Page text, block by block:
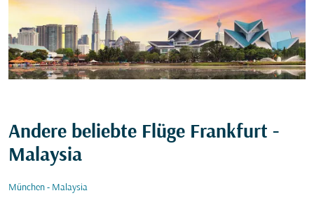
Andere beliebte Flüge Frankfurt -
Malaysia
München - Malaysia